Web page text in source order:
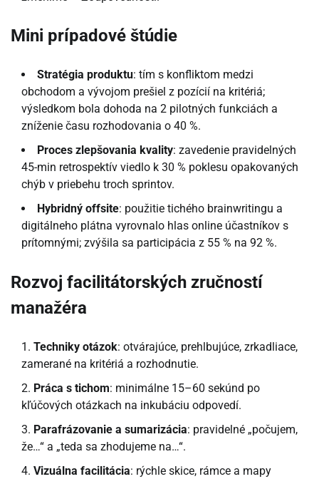
Mini prípadové štúdie
Stratégia produktu: tím s konfliktom medzi
obchodom a vývojom prešiel z pozícií na kritériá;
výsledkom bola dohoda na 2 pilotných funkciách a
zníženie času rozhodovania o 40 %.
Proces zlepšovania kvality: zavedenie pravidelných
45-min retrospektív viedlo k 30 % poklesu opakovaných
chýb v priebehu troch sprintov.
Hybridný offsite: použitie tichého brainwritingu a
digitálneho plátna vyrovnalo hlas online účastníkov s
prítomnými; zvýšila sa participácia z 55 % na 92 %.
Rozvoj facilitátorských zručností
manažéra
Techniky otázok: otvárajúce, prehlbujúce, zrkadliace,
zamerané na kritériá a rozhodnutie.
Práca s tichom: minimálne 15–60 sekúnd po
kľúčových otázkach na inkubáciu odpovedí.
Parafrázovanie a sumarizácia: pravidelné „počujem,
že…“ a „teda sa zhodujeme na…“.
Vizuálna facilitácia: rýchle skice, rámce a mapy